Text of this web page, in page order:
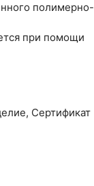
полимерно-
при помощи
Сертификат